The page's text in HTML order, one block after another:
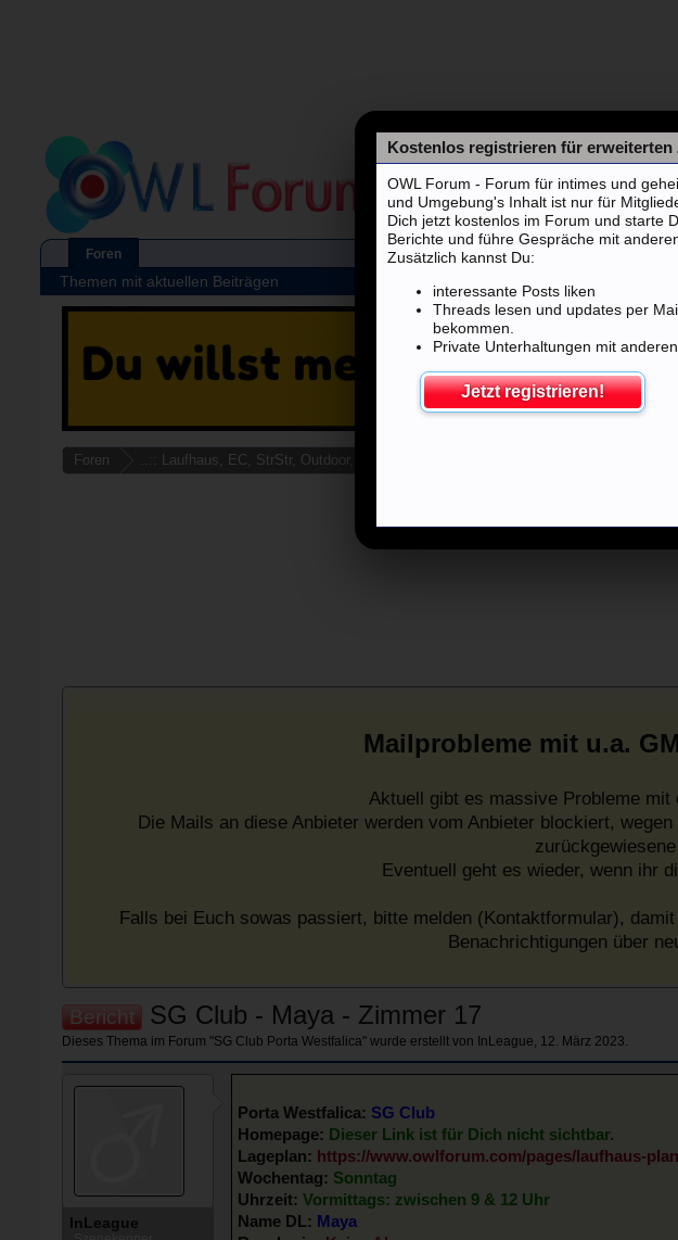
Foren ..:: Laufhaus, EC, StrStr, Outdoor, Autodate ::..
Mailprobleme mit u.a.
Aktuell gibt es massive Probleme mit
Die Mails an diese Anbieter werden vom Anbieter blockiert,
Eventuell geht es wieder, wenn ihr
Falls bei Euch sowas passiert, bitte melden (Kontaktformular),
Benachrichtigungen über
Bericht SG Club - Maya - Zimmer 17
Dieses Thema im Forum "SG Club Porta Westfalica" wurde erstellt von InLeague 12. März 2023
InLeague
Porta Westfalica: SG Club
Homepage: Dieser Link ist für Dich nicht sichtbar.
Lageplan: https://www.owlforum.com/pages/laufhaus-
Wochentag: Sonntag
Uhrzeit: Vormittags: zwischen 9 & 12 Uhr
Name DL: Maya
Foren
Themen mit aktuellen Beiträgen
Kostenlos registrieren für erweiterten
OWL Forum - Forum für intimes und
und Umgebung's Inhalt ist nur für
Dich jetzt kostenlos im Forum und starte
Berichte und führe Gespräche mit
Zusätzlich kannst Du:
interessante Posts liken
Threads lesen und updates per
bekommen.
Private Unterhaltungen mit
Jetzt registrieren!